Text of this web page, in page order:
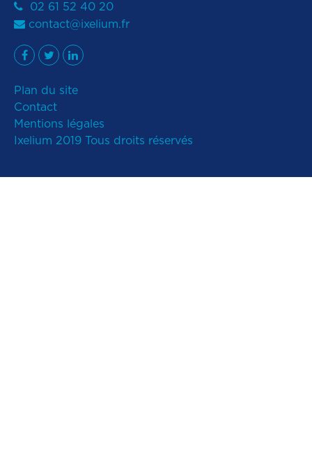
02 61 52 40 20
contact@ixelium.fr
Plan du site
Contact
Mentions légales
Ixelium 2019 Tous droits réservés